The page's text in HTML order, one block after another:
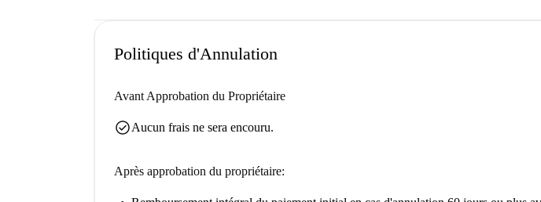
Politiques d'Annulation
Avant Approbation du Propriétaire
check_circleAucun frais ne sera encouru.
Après approbation du propriétaire: